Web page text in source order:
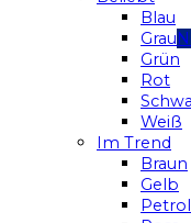
Blau
Grau
Grün
Rot
Weiß
Im Trend
Braun
Gelb
Petrol